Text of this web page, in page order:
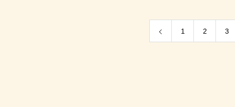
1 2 3